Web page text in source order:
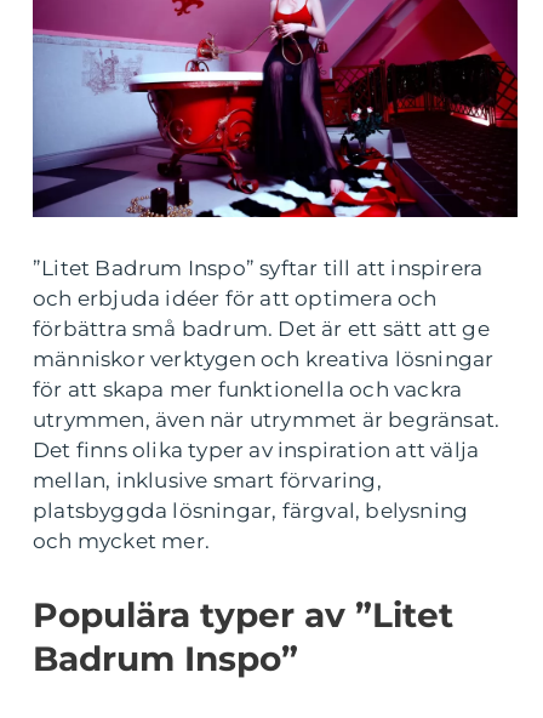
”Litet Badrum Inspo” syftar till att inspirera
och erbjuda idéer för att optimera och
förbättra små badrum. Det är ett sätt att ge
människor verktygen och kreativa lösningar
för att skapa mer funktionella och vackra
utrymmen, även när utrymmet är begränsat.
Det finns olika typer av inspiration att välja
mellan, inklusive smart förvaring,
platsbyggda lösningar, färgval, belysning
och mycket mer.
Populära typer av ”Litet
Badrum Inspo”